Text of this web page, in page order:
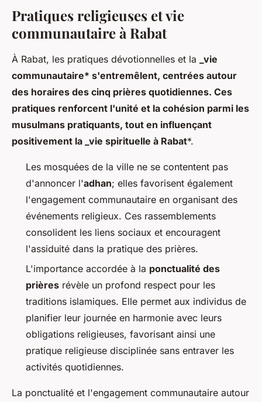
Pratiques religieuses et vie
communautaire à Rabat
À Rabat, les pratiques dévotionnelles et la
_vie
communautaire* s'entremêlent, centrées autour
des horaires des cinq prières quotidiennes. Ces
pratiques renforcent l'unité et la cohésion parmi les
musulmans pratiquants, tout en influençant
positivement la _vie spirituelle à Rabat*.
Les mosquées de la ville ne se contentent pas
d'annoncer l'adhan; elles favorisent également
l'engagement communautaire en organisant des
événements religieux. Ces rassemblements
consolident les liens sociaux et encouragent
l'assiduité dans la pratique des prières.
L'importance accordée à la ponctualité des
prières révèle un profond respect pour les
traditions islamiques. Elle permet aux individus de
planifier leur journée en harmonie avec leurs
obligations religieuses, favorisant ainsi une
pratique religieuse disciplinée sans entraver les
activités quotidiennes.
La ponctualité et l'engagement communautaire autour